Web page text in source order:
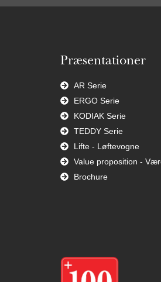
Præsentationer
AR Serie
ERGO Serie
KODIAK Serie
TEDDY Serie
Lifte - Løftevogne
Value proposition -
Brochure